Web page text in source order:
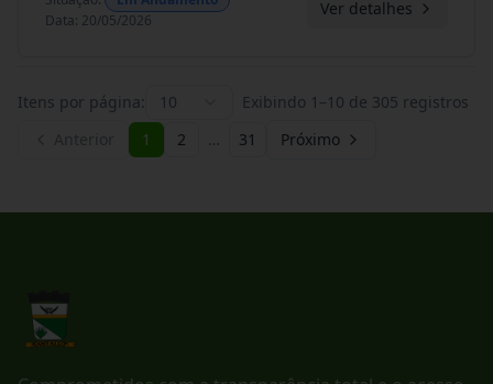
Data: 20/05/2026
Ver detalhes
Itens por página: 10 Exibindo 1 –10 de 305 registros
1 2 … 31 Próximo